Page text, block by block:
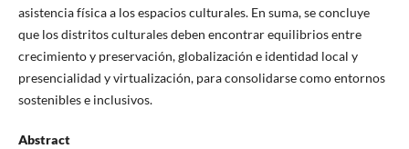
asistencia física a los espacios culturales. En suma, se concluye
que los distritos culturales deben encontrar equilibrios entre
crecimiento y preservación, globalización e identidad local y
presencialidad y virtualización, para consolidarse como entornos
sostenibles e inclusivos.
Abstract